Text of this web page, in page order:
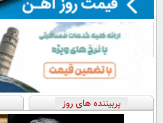
پربیننده های روز